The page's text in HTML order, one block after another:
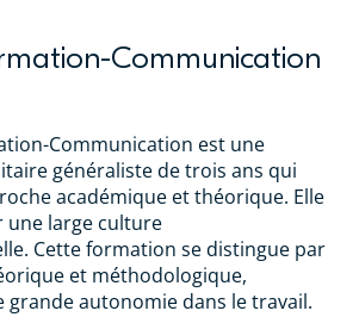
Communication
Communication est une
généraliste de trois ans qui
académique et théorique. Elle
large culture
Cette formation se distingue par
et méthodologique,
grande autonomie dans le travail.